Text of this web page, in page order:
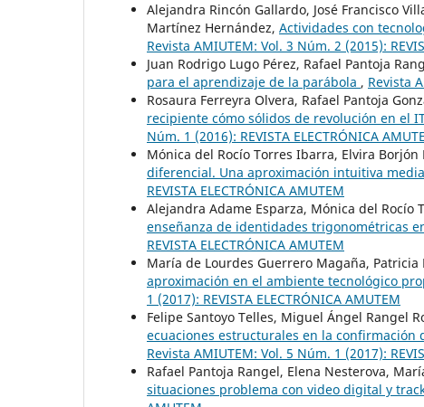
Alejandra Rincón Gallardo, José Francisco
Martínez Hernández, Actividades con
Revista AMIUTEM: Vol. 3 Núm. 2 (2015):
Juan Rodrigo Lugo Pérez, Rafael Pantoja
para el aprendizaje de la parábola , Revista
Rosaura Ferreyra Olvera, Rafael Pantoja
recipiente cómo sólidos de revolución en el
Núm. 1 (2016): REVISTA ELECTRÓNICA
Mónica del Rocío Torres Ibarra, Elvira Borjón
diferencial. Una aproximación intuitiva
REVISTA ELECTRÓNICA AMUTEM
Alejandra Adame Esparza, Mónica del Rocío
enseñanza de identidades trigonométricas
REVISTA ELECTRÓNICA AMUTEM
María de Lourdes Guerrero Magaña, Patricia
aproximación en el ambiente tecnológico
1 (2017): REVISTA ELECTRÓNICA AMUTEM
Felipe Santoyo Telles, Miguel Ángel Rangel
ecuaciones estructurales en la confirmación
Revista AMIUTEM: Vol. 5 Núm. 1 (2017):
Rafael Pantoja Rangel, Elena Nesterova,
situaciones problema con video digital y